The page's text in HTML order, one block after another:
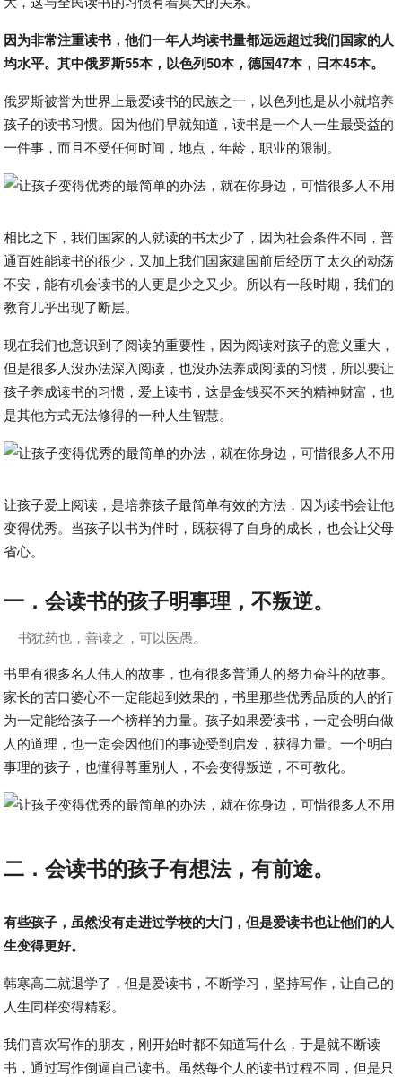
因为非常注重读书，他们一年人均读书量都远远超过我们国家的人
均水平。其中俄罗斯55本，以色列50本，德国47本，日本45本。
俄罗斯被誉为世界上最爱读书的民族之一，以色列也是从小就培养
孩子的读书习惯。因为他们早就知道，读书是一个人一生最受益的
一件事，而且不受任何时间，地点，年龄，职业的限制。
相比之下，我们国家的人就读的书太少了，因为社会条件不同，普
通百姓能读书的很少，又加上我们国家建国前后经历了太久的动荡
不安，能有机会读书的人更是少之又少。所以有一段时期，我们的
教育几乎出现了断层。
现在我们也意识到了阅读的重要性，因为阅读对孩子的意义重大，
但是很多人没办法深入阅读，也没办法养成阅读的习惯，所以要让
孩子养成读书的习惯，爱上读书，这是金钱买不来的精神财富，也
是其他方式无法修得的一种人生智慧。
让孩子爱上阅读，是培养孩子最简单有效的方法，因为读书会让他
变得优秀。当孩子以书为伴时，既获得了自身的成长，也会让父母
省心。
一．会读书的孩子明事理，不叛逆。
书犹药也，善读之，可以医愚。
书里有很多名人伟人的故事，也有很多普通人的努力奋斗的故事。
家长的苦口婆心不一定能起到效果的，书里那些优秀品质的人的行
为一定能给孩子一个榜样的力量。孩子如果爱读书，一定会明白做
人的道理，也一定会因他们的事迹受到启发，获得力量。一个明白
事理的孩子，也懂得尊重别人，不会变得叛逆，不可教化。
二．会读书的孩子有想法，有前途。
有些孩子，虽然没有走进过学校的大门，但是爱读书也让他们的人
生变得更好。
韩寒高二就退学了，但是爱读书，不断学习，坚持写作，让自己的
人生同样变得精彩。
我们喜欢写作的朋友，刚开始时都不知道写什么，于是就不断读
书，通过写作倒逼自己读书。虽然每个人的读书过程不同，但是只